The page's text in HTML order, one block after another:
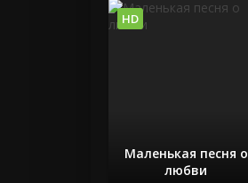
Маленькая песня о
любви
HD